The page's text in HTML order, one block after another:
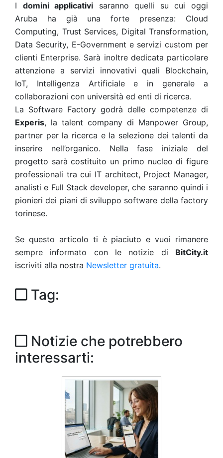
I domini applicativi saranno quelli su cui oggi
Aruba ha già una forte presenza: Cloud
Computing, Trust Services, Digital Transformation,
Data Security, E-Government e servizi custom per
clienti Enterprise. Sarà inoltre dedicata particolare
attenzione a servizi innovativi quali Blockchain,
IoT, Intelligenza Artificiale e in generale a
collaborazioni con università ed enti di ricerca.
La Software Factory godrà delle competenze di
Experis, la talent company di Manpower Group,
partner per la ricerca e la selezione dei talenti da
inserire nell’organico. Nella fase iniziale del
progetto sarà costituito un primo nucleo di figure
professionali tra cui IT architect, Project Manager,
analisti e Full Stack developer, che saranno quindi i
pionieri dei piani di sviluppo software della factory
torinese.
Se questo articolo ti è piaciuto e vuoi rimanere
sempre informato con le notizie di BitCity.it
iscriviti alla nostra Newsletter gratuita.
Tag:
Notizie che potrebbero
interessarti: